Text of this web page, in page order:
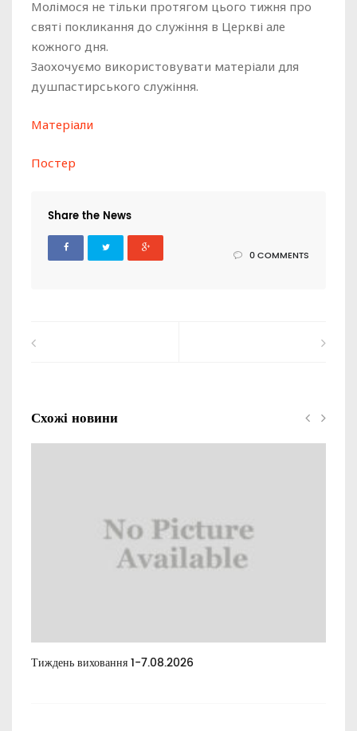
Молімося не тільки протягом цього тижня про
святі покликання до служіння в Церкві але
кожного дня.
Заохочуємо використовувати матеріали для
душпастирського служіння.
Матеріали
Постер
Share the News
0 COMMENTS
Схожі новини
Тиждень виховання 1-7.08.2026